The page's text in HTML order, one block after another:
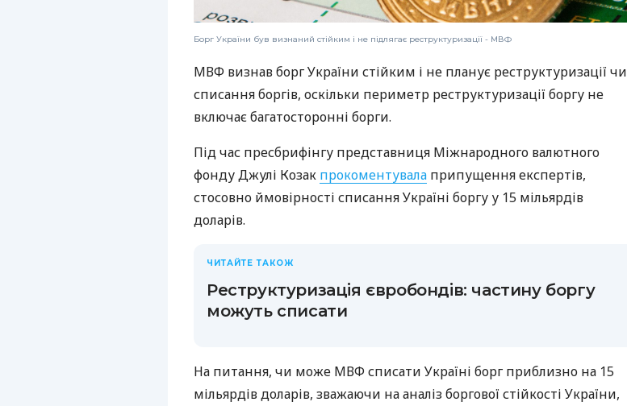
Борг України був визнаний стійким і не підлягає реструктуризації - МВФ
МВФ визнав борг України стійким і не планує реструктуризації чи
списання боргів, оскільки периметр реструктуризації боргу не
включає багатосторонні борги.
Під час пресбрифінгу представниця Міжнародного валютного
фонду Джулі Козак прокоментувала припущення експертів,
стосовно ймовірності списання Україні боргу у 15 мільярдів
доларів.
ЧИТАЙТЕ ТАКОЖ
Реструктуризація євробондів: частину боргу
можуть списати
На питання, чи може МВФ списати Україні борг приблизно на 15
мільярдів доларів, зважаючи на аналіз боргової стійкості України,